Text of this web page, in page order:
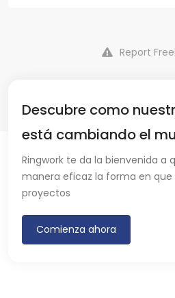
Report
Descubre como
está cambiando el
Ringwork te da la bienvenida a
manera eficaz la forma en que
proyectos
Comienza ahora